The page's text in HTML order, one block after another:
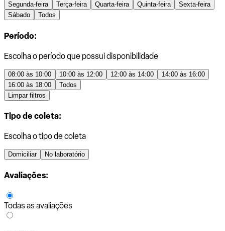
Segunda-feira Terça-feira Quarta-feira Quinta-feira
Sexta-feira
Sábado
Todos
Período:
Escolha o período que possui disponibilidade
08:00 às 10:00 10:00 às 12:00 12:00 às 14:00
14:00 às 16:00
16:00 às 18:00
Todos
Limpar filtros
Tipo de coleta:
Escolha o tipo de coleta
Domiciliar No laboratório
Avaliações:
Todas as avaliações